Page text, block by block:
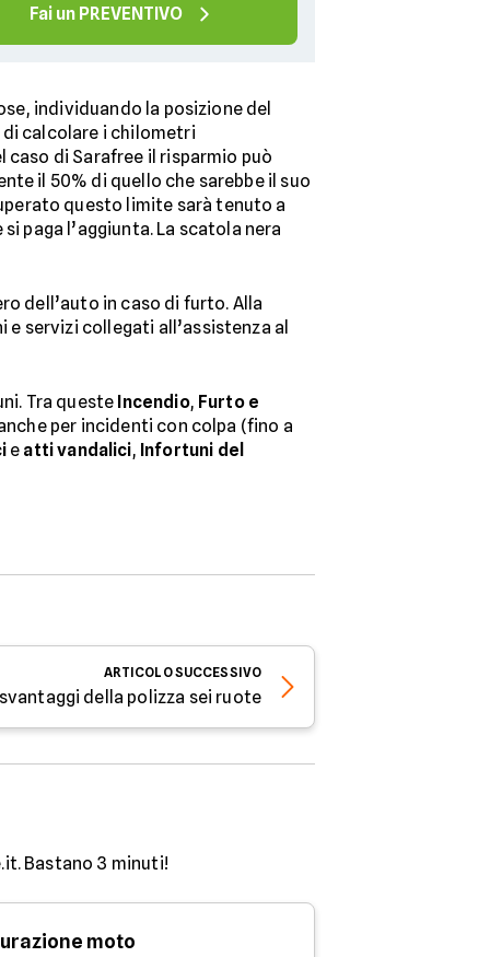
Fai un PREVENTIVO
individuando la posizione del
calcolare i chilometri
di Sarafree il risparmio può
il 50% di quello che sarebbe il suo
questo limite sarà tenuto a
paga l’aggiunta. La scatola nera
dell’auto in caso di furto. Alla
servizi collegati all’assistenza al
Tra queste Incendio, Furto e
per incidenti con colpa (fino a
e atti vandalici, Infortuni del
ARTICOLOSUCCESSIVO
della polizza sei ruote
Bastano 3 minuti!
moto